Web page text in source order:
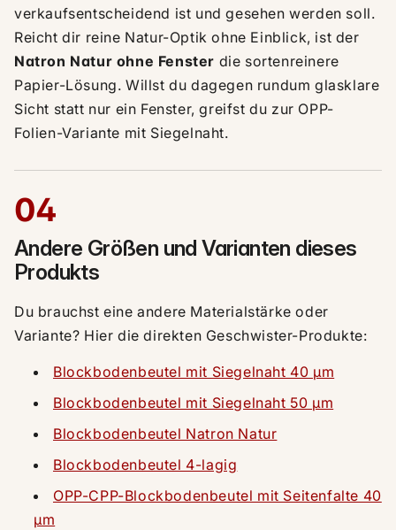
verkaufsentscheidend ist und gesehen werden soll.
Reicht dir reine Natur-Optik ohne Einblick, ist der
Natron Natur ohne Fenster die sortenreinere
Papier-Lösung. Willst du dagegen rundum glasklare
Sicht statt nur ein Fenster, greifst du zur OPP-
Folien-Variante mit Siegelnaht.
04
Andere Größen und Varianten dieses
Produkts
Du brauchst eine andere Materialstärke oder
Variante? Hier die direkten Geschwister-Produkte:
Blockbodenbeutel mit Siegelnaht 40 µm
Blockbodenbeutel mit Siegelnaht 50 µm
Blockbodenbeutel Natron Natur
Blockbodenbeutel 4-lagig
OPP-CPP-Blockbodenbeutel mit Seitenfalte 40
µm